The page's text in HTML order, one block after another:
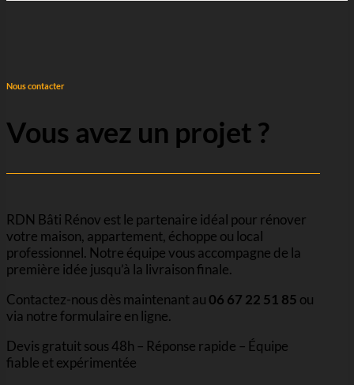
Nous contacter
Vous avez un projet ?
RDN Bâti Rénov est le partenaire idéal pour rénover
votre maison, appartement, échoppe ou local
professionnel. Notre équipe vous accompagne de la
première idée jusqu’à la livraison finale.
Contactez-nous dès maintenant au 06 67 22 51 85 ou
via notre formulaire en ligne.
Devis gratuit sous 48h – Réponse rapide – Équipe
fiable et expérimentée